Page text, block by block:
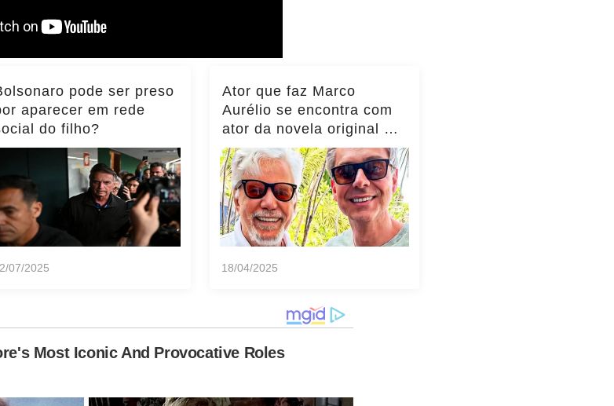
pode ser preso
aparecer em rede
do filho?
07/2025
Ator que faz Marco
Aurélio se encontra com
ator da novela original e
momento viraliza,
notícias!... ver mais
18/04/2025